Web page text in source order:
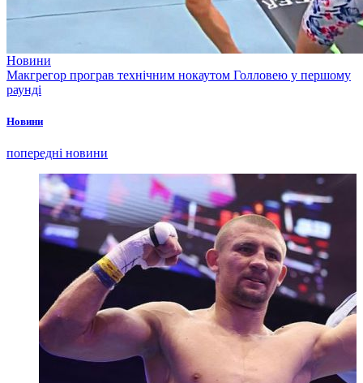
Новини
Макгрегор програв технічним нокаутом Голловею у першому
раунді
Новини
попередні новини